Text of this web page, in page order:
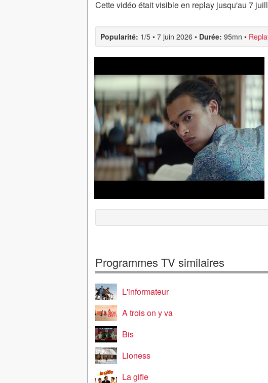
Cette vidéo était visible en replay jusqu'au 7
Popularité: 1/5 • 7 juin 2026 • Durée: 95mn •
Programmes TV similaires
L'informateur
A trois on y va
Bis
Lioness
La gifle